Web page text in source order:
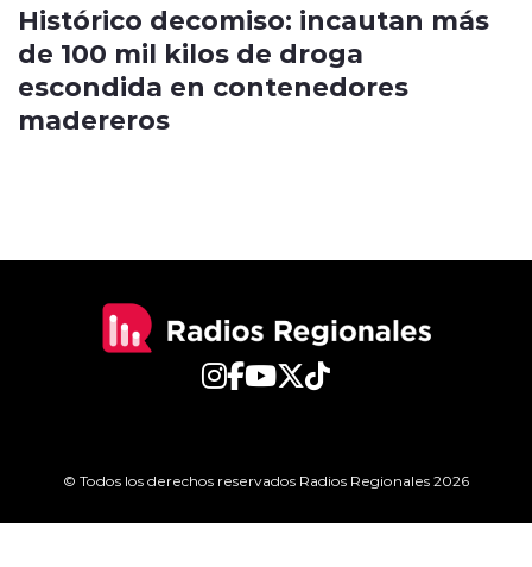
Histórico decomiso: incautan más
de 100 mil kilos de droga
escondida en contenedores
madereros
© Todos los derechos reservados Radios Regionales 2026